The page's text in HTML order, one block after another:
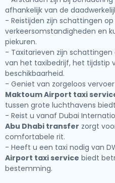
afhankelijk van de
- Reistijden zijn schattingen
verkeersomstandigheden en
piekuren.
- Taxitarieven zijn schattingen
van het taxibedrijf, het tijdstip
beschikbaarheid.
- Geniet van zorgeloos
Maktoum Airport taxi
tussen grote luchthavens
- Reist u vanaf Dubai
Abu Dhabi transfer zorgt
comfortabele rit.
- Heeft u een taxi nodig van
Airport taxi service biedt
bestemming.